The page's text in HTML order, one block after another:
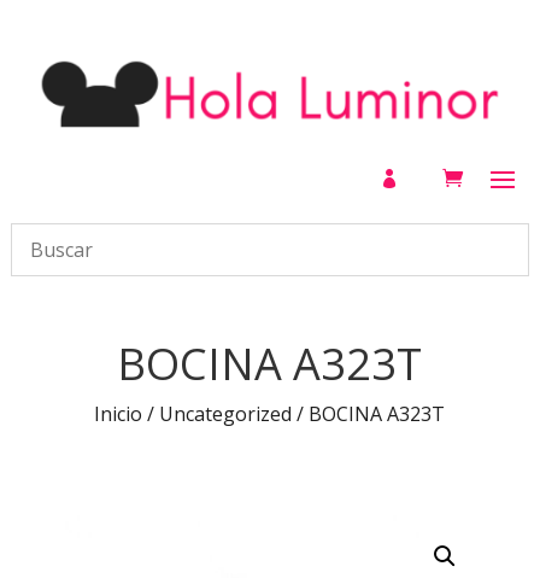

BOCINA A323T
Inicio / Uncategorized / BOCINA A323T